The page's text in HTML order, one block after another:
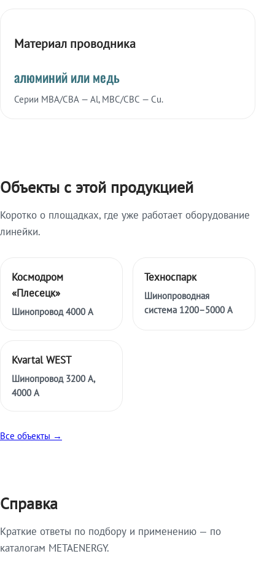
Материал проводника
алюминий или медь
Серии МВА/СВА — Al, МВС/СВС — Cu.
Объекты с этой продукцией
Коротко о площадках, где уже работает оборудование
линейки.
Космодром
«Плесецк»
Шинопровод 4000 А
Техноспарк
Шинопроводная
система 1200–5000 А
Kvartal WEST
Шинопровод 3200 А,
4000 А
Все объекты →
Справка
Краткие ответы по подбору и применению — по
каталогам METAENERGY.